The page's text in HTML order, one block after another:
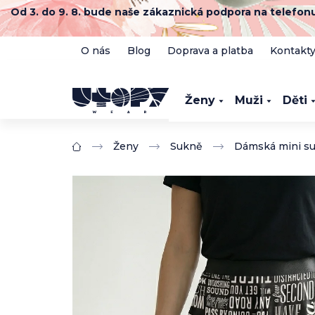
Přejít
na
obsah
Od 3. do 9. 8. bude naše zákaznická podpora na
O nás Blog Doprava a platba Kontakty
Ženy Muži Děti
Domů Ženy Sukně Dámská mini